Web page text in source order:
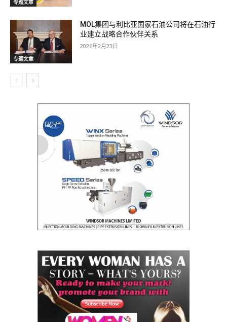
专题文章
专题文章
MOL集团与利比亚国家石油公司将在石油行
业建立战略合作伙伴关系
2026年2月23日